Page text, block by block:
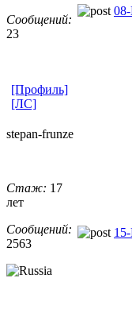
Сообщений:
23
[Профиль]
[ЛС]
stepan-frunz​e
Стаж: 17
лет
Сообщений:
2563